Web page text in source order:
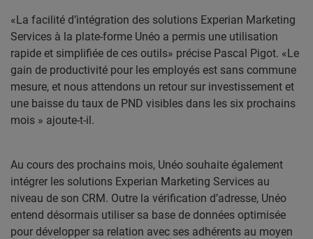
«La facilité d’intégration des solutions Experian Marketing
Services à la plate-forme Unéo a permis une utilisation
rapide et simplifiée de ces outils» précise Pascal Pigot. «Le
gain de productivité pour les employés est sans commune
mesure, et nous attendons un retour sur investissement et
une baisse du taux de PND visibles dans les six prochains
mois » ajoute-t-il.
Au cours des prochains mois, Unéo souhaite également
intégrer les solutions Experian Marketing Services au
niveau de son CRM. Outre la vérification d’adresse, Unéo
entend désormais utiliser sa base de données optimisée
pour développer sa relation avec ses adhérents au moyen